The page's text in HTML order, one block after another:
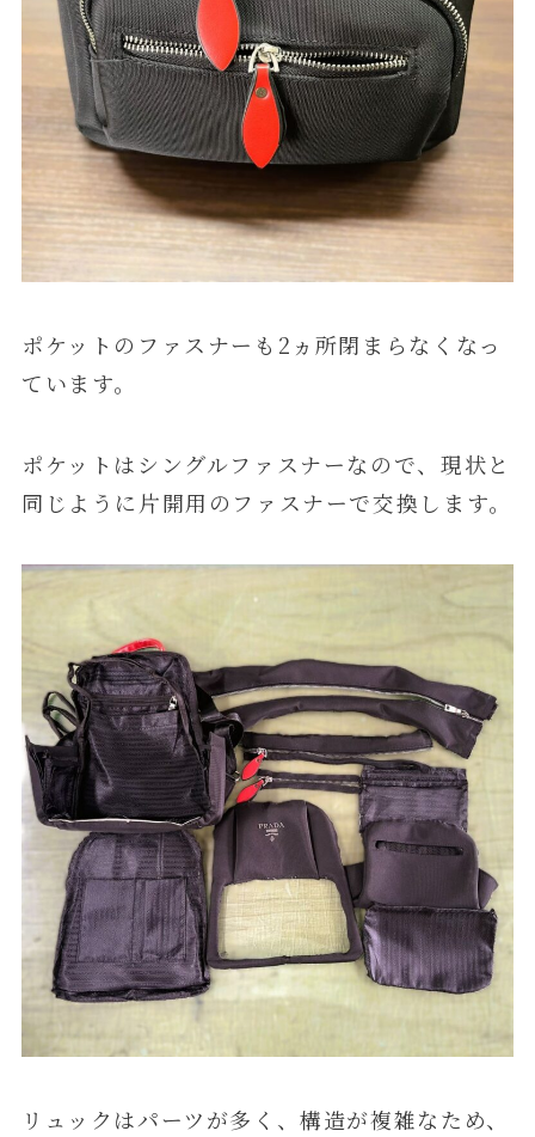
ポケットのファスナーも2ヵ所閉まらなくなっ
ています。
ポケットはシングルファスナーなので、現状と
同じように片開用のファスナーで交換します。
リュックはパーツが多く、構造が複雑なため、